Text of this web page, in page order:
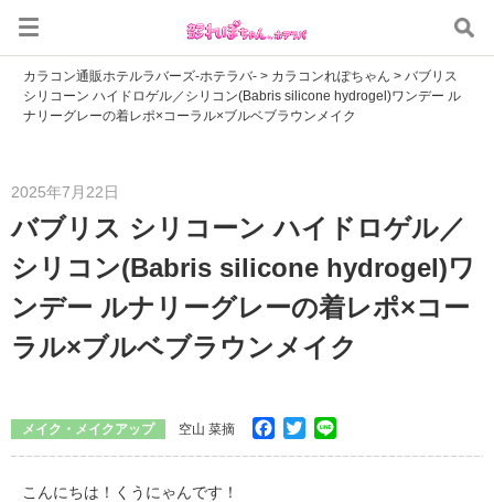
カラコン通販ホテルラバーズ-ホテラバ- > カラコンれぽちゃん >バブリス
シリコーン ハイドロゲル／シリコン(Babris silicone hydrogel)ワンデー ル
ナリーグレーの着レポ×コーラル×ブルベブラウンメイク
2025年7月22日
バブリス シリコーン ハイドロゲル／
シリコン(Babris silicone hydrogel)ワ
ンデー ルナリーグレーの着レポ×コー
ラル×ブルベブラウンメイク
メイク・メイクアップ 空山 菜摘 Facebook
Twitter
こんにちは！くうにゃんです！